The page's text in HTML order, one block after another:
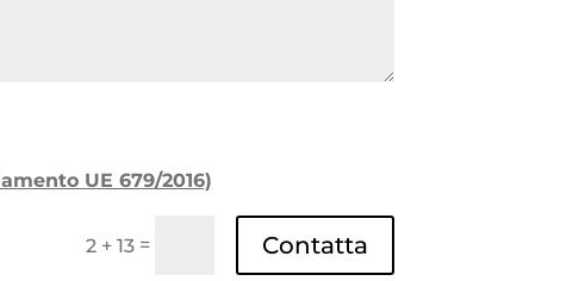
UE 679/2016)
2 + 13= Contatta